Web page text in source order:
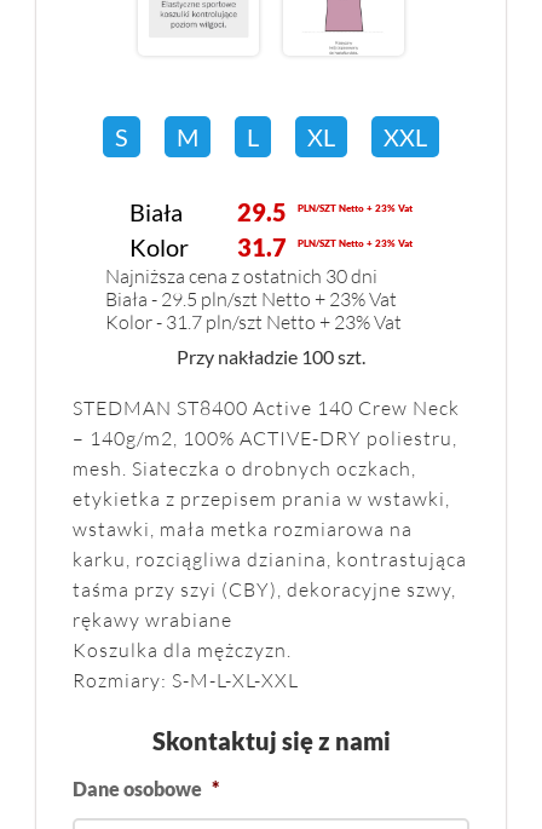
S M L XL XXL
Przy nakładzie 100 szt.
Biała 29.5 PLN/SZT Netto + 23% Vat
Kolor 31.7 PLN/SZT Netto + 23% Vat
Najniższa cena z ostatnich 30 dni
Biała - 29.5 pln/szt Netto + 23% Vat
Kolor - 31.7 pln/szt Netto + 23% Vat
Skontaktuj się z nami
Dane osobowe *
STEDMAN ST8400 Active 140 Crew Neck
– 140g/m2, 100% ACTIVE-DRY poliestru,
mesh. Siateczka o drobnych oczkach,
etykietka z przepisem prania w wstawki,
wstawki, mała metka rozmiarowa na
karku, rozciągliwa dzianina, kontrastująca
taśma przy szyi (CBY), dekoracyjne szwy,
rękawy wrabiane
Koszulka dla mężczyzn.
Rozmiary: S-M-L-XL-XXL